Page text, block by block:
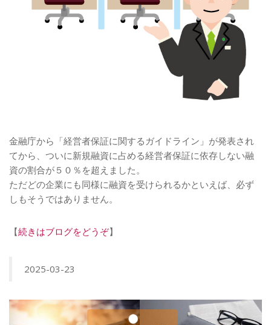
金融庁から「経営者保証に関するガイドライン」が発表され
てから、ついに新規融資に占める経営者保証に依存しない融
資の割合が５０％を超えました。
ただどの企業にも同様に融資を受けられるかといえば、必ず
しもそうではありません。
【続きはブログをどうぞ】
2025-03-23